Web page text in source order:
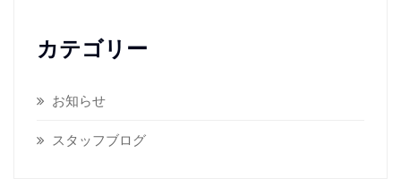
カテゴリー
お知らせ
スタッフブログ